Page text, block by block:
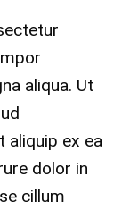
aliqua. Ut
aliquip ex ea
dolor in
cillum